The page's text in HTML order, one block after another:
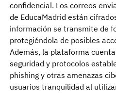
confidencial. Los correos
de EducaMadrid están
información se transmite de
protegiéndola de posibles
Además, la plataforma
seguridad y protocolos
phishing y otras amenazas
usuarios tranquilidad al